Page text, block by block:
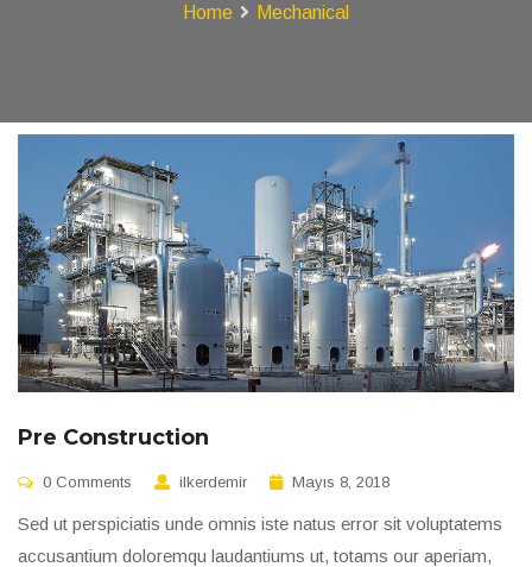
Home Mechanical
Pre Construction
0 Comments ilkerdemir Mayıs 8, 2018
Sed ut perspiciatis unde omnis iste natus error sit voluptatems
accusantium doloremqu laudantiums ut, totams our aperiam,